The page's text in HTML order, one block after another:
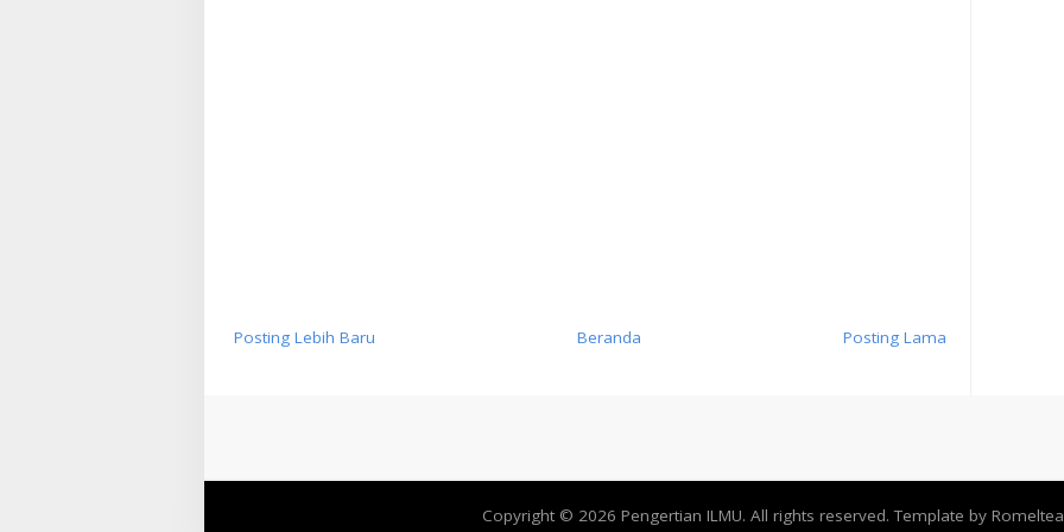
Posting Lebih Baru Posting Lama
Beranda
Copyright © 2026 Pengertian ILMU. All rights reserved. Template by